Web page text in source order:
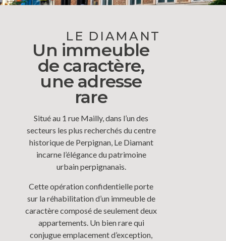
LE DIAMANT
Un immeuble
de caractère,
une adresse
rare
Situé au 1 rue Mailly, dans l’un des
secteurs les plus recherchés du centre
historique de Perpignan, Le Diamant
incarne l’élégance du patrimoine
urbain perpignanais.
Cette opération confidentielle porte
sur la réhabilitation d’un immeuble de
caractère composé de seulement deux
appartements. Un bien rare qui
conjugue emplacement d’exception,